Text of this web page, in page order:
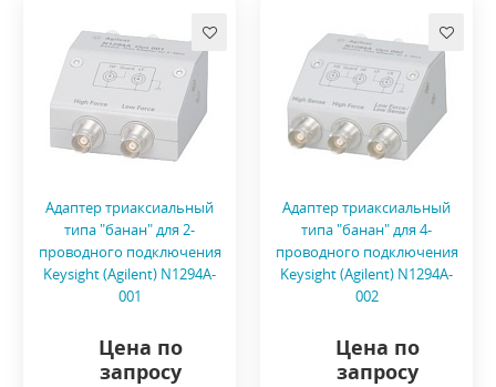
Адаптер триаксиальный
типа "банан" для 2-
проводного подключения
Keysight (Agilent) N1294A-
001
Цена по
запросу
Адаптер триаксиальный
типа "банан" для 4-
проводного подключения
Keysight (Agilent) N1294A-
002
Цена по
запросу